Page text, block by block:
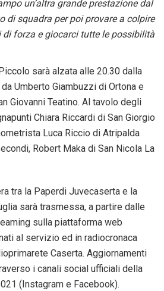
un’altra grande prestazione dal
di squadra per poi provare a colpire
di forza e giocarci tutte le possibilità
sarà alzata alle 20.30 dalla
Umberto Giambuzzi di Ortona e
Giovanni Teatino. Al tavolo degli
Chiara Riccardi di San Giorgio
Luca Riccio di Atripalda
Robert Maka di San Nicola La
tra la Paperdi Juvecaserta e la
sarà trasmessa, a partire dalle
sulla piattaforma web
al servizio ed in radiocronaca
Caserta. Aggiornamenti
i canali social ufficiali della
(Instagram e Facebook).